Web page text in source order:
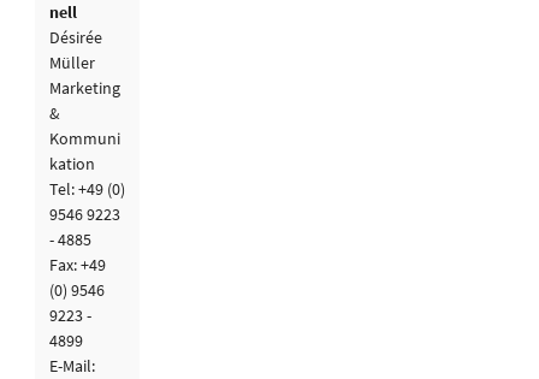
nell
Désirée
Müller
Marketing
&
Kommuni
kation
Tel: +49 (0)
9546 9223
- 4885
Fax: +49
(0) 9546
9223 -
4899
E-Mail: